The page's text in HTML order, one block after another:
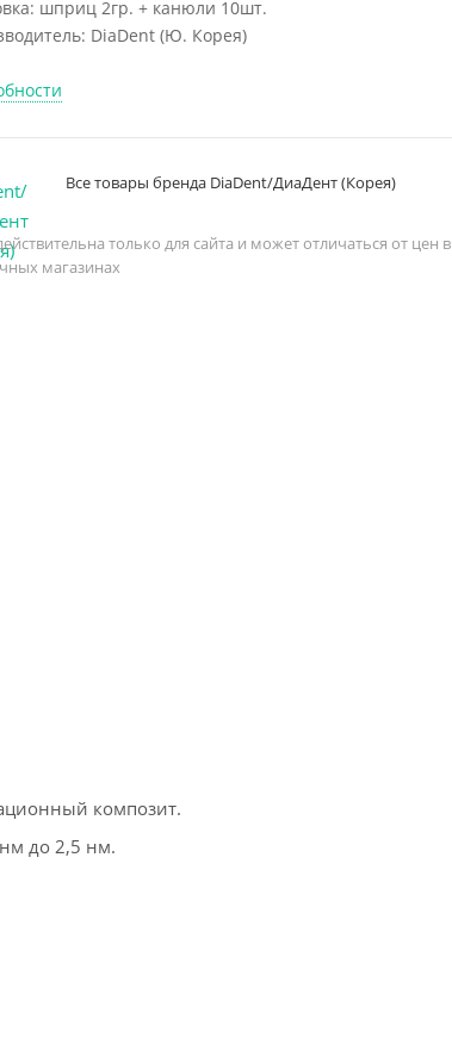
шприц 2гр. + канюли 10шт.
DiaDent (Ю. Корея)
Все товары бренда DiaDent/ДиаДент (Корея)
только для сайта и может отличаться от цен в
магазинах
композит.
до 2,5 нм.